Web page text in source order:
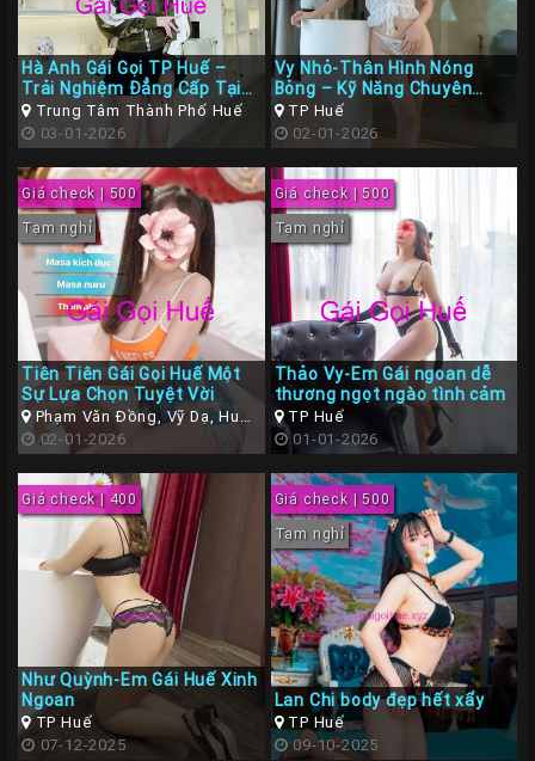
Hà Anh Gái Gọi TP Huế –
Trải Nghiệm Đẳng Cấp Tại
Cố Đô
Trung Tâm Thành Phố Huế
03-01-2026
Vy Nhỏ-Thân Hình Nóng
Bỏng – Kỹ Năng Chuyên
Nghiệp
TP Huế
02-01-2026
Giá check | 500
Tạm nghỉ
Tiên Tiên Gái Gọi Huế Một
Sự Lựa Chọn Tuyệt Vời
Phạm Văn Đồng, Vỹ Dạ, Huế,
Thừa Thiên Huế
02-01-2026
Giá check | 500
Tạm nghỉ
Thảo Vy-Em Gái ngoan dễ
thương ngọt ngào tình cảm
TP Huế
01-01-2026
Giá check | 400
Như Quỳnh-Em Gái Huế Xinh
Ngoan
TP Huế
07-12-2025
Giá check | 500
Tạm nghỉ
Lan Chi body đẹp hết xẩy
TP Huế
09-10-2025